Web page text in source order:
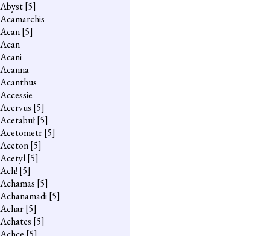
Abyst[5]
Acamarchis
Acan[5]
Acan
Acani
Acanna
Acanthus
Accessie
Acervus [5]
Acetabuł[5]
Acetometr[5]
Aceton[5]
Acetyl[5]
Ach! [5]
Achamas [5]
Achanamadi[5]
Achar[5]
Achates [5]